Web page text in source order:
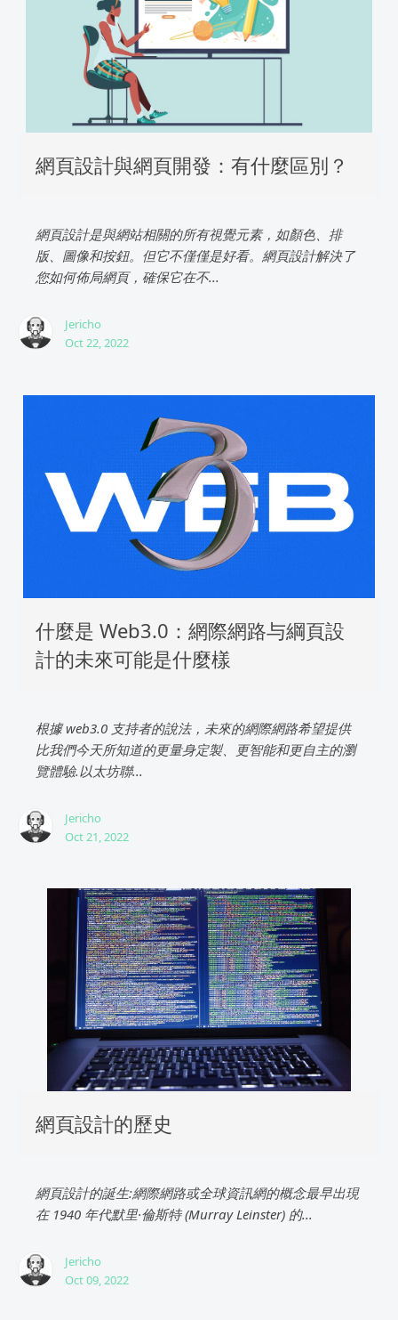
網頁設計與網頁開發：有什麼區別？
網頁設計是與網站相關的所有視覺元素，如顏色、排
版、圖像和按鈕。但它不僅僅是好看。網頁設計解決了
您如何佈局網頁，確保它在不...
Jericho
Oct 22, 2022
什麼是 Web3.0：網際網路与綱頁設
計的未來可能是什麼樣
根據 web3.0 支持者的說法，未來的網際網路希望提供
比我們今天所知道的更量身定製、更智能和更自主的瀏
覽體驗.以太坊聯...
Jericho
Oct 21, 2022
網頁設計的歷史
網頁設計的誕生:網際網路或全球資訊網的概念最早出現
在 1940 年代默里·倫斯特 (Murray Leinster) 的...
Jericho
Oct 09, 2022